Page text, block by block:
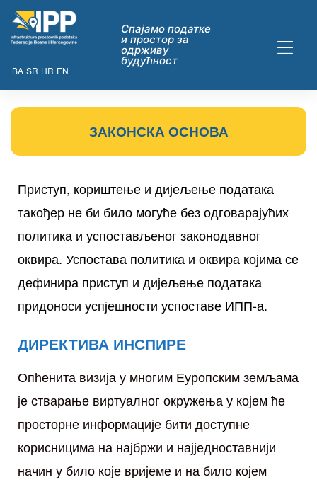
BA SR HR EN
Спајамо податке
и простор за
одрживу
будућност
ЗАКОНСКА ОСНОВА​
Приступ, кориштење и дијељење података
такођер не би било могуће без одговарајућих
политика и успостављеног законодавног
оквира. Успостава политика и оквира којима се
дефинира приступ и дијељење података
придоноси успјешности успоставе ИПП-а.
ДИРЕКТИВА ИНСПИРЕ
Опћенита визија у многим Еуропским земљама
је стварање виртуалног окружења у којем ће
просторне информације бити доступне
корисницима на најбржи и најједноставнији
начин у било које вријеме и на било којем